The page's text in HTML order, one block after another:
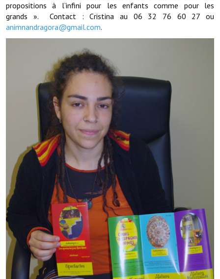
L'équipe municipale
Le personnel municipal
Note de synthèse financière
Rapport d'orientation budgétaire
Actions et projets
Projets et travaux en cours
Procès verbaux des conseils municipaux
Communication
Le bulletin municipal : Fressinfo & Le Fressinois
Toutes les publications
Le village dans l'intercommunalité
Communauté de communes
Autres groupements
propositions à l’infini pour les enfants comme pour les
grands ». Contact : Cristina au 06 32 76 60 27 ou
animnandragora@gmail.com.